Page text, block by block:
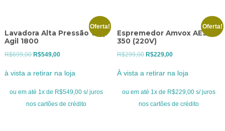
Oferta!
Lavadora Alta Pressão Wap
Agil 1800
R$699,00 O
original
era:
R$699,00.
R$549,00O
atual
é:
R$549,00.
à vista a retirar na loja
ou em até 1x de R$549,00 s/ juros
nos cartões de crédito
Oferta!
Espremedor Amvox AES
350 (220V)
R$299,00 O
original
era:
R$299,00.
R$229,00O
atual
é:
R$229,00.
À vista a retirar na loja
ou em até 1x de R$229,00 s/ juros
nos cartões de crédito